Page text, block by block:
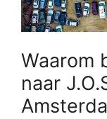
Waarom
naar